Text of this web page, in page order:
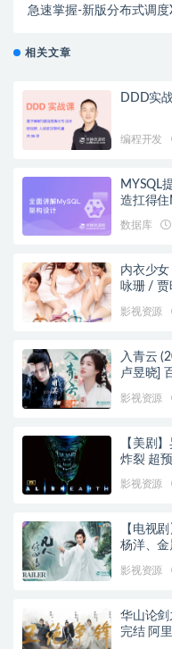
急速掌握-新版分布式调度
相关文章
DDD实
编程开发
MYSQL
造扛得住
数据库
内衣少
咏珊 / 贾
影视资源
入青云 (2025) 36集全 [4K][古
影视资源
【美剧
影视资源
【电视
杨洋、金
影视资源
华山论剑之
完结